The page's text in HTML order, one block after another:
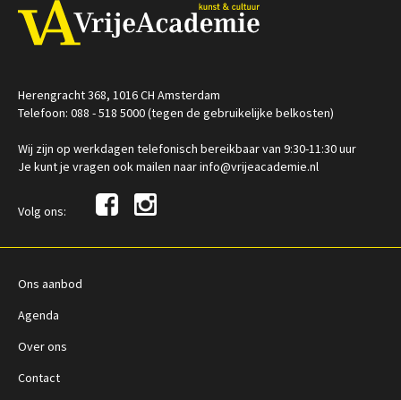
Herengracht 368, 1016 CH Amsterdam
Telefoon: 088 - 518 5000 (tegen de gebruikelijke belkosten)
Wij zijn op werkdagen telefonisch bereikbaar van 9:30-11:30 uur
Je kunt je vragen ook mailen naar info@vrijeacademie.nl
Volg ons:
Ons aanbod
Agenda
Over ons
Contact